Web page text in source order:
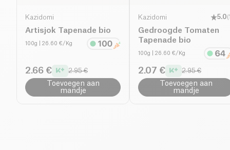
Kazidomi
Artisjok Tapenade bio
100g | 26.60 €/Kg
2.66 € 2.95 €
Toevoegen aan
mandje
Kazidomi 5.0(1
Gedroogde Tomaten
Tapenade bio
100g | 26.60 €/Kg
2.07 € 2.95 €
Toevoegen aan
mandje